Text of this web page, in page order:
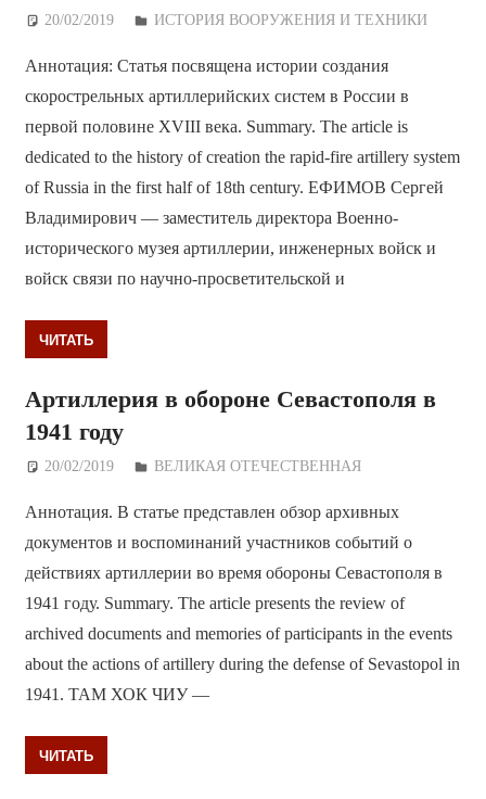
20/02/2019 Дежурный по Редакции
ИСТОРИЯ ВООРУЖЕНИЯ И ТЕХНИКИ
Аннотация: Статья посвящена истории создания
скорострельных артиллерийских систем в России в
первой половине XVIII века. Summary. The article is
dedicated to the history of creation the rapid-fire artillery system
of Russia in the first half of 18th century. ЕФИМОВ Сергей
Владимирович — заместитель директора Военно-
исторического музея артиллерии, инженерных войск и
войск связи по научно-просветительской и
ЧИТАТЬ
Артиллерия в обороне Севастополя в
1941 году
20/02/2019 Дежурный по Редакции
ВЕЛИКАЯ ОТЕЧЕСТВЕННАЯ
Аннотация. В статье представлен обзор архивных
документов и воспоминаний участников событий о
действиях артиллерии во время обороны Севастополя в
1941 году. Summary. The article presents the review of
archived documents and memories of participants in the events
about the actions of artillery during the defense of Sevastopol in
1941. ТАМ ХОК ЧИУ —
ЧИТАТЬ